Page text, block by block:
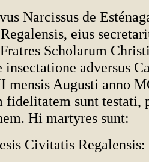
Narcissus de
eius
Scholarum
insectatione adversus
mensis Augusti anno
fidelitatem sunt testati,
Hi martyres sunt:
Civitatis Regalensis: